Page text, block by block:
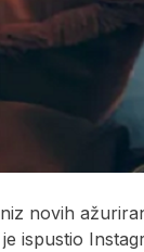
novih
ispustio